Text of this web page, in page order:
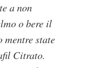
a non
o bere il
mentre state
Citrato.